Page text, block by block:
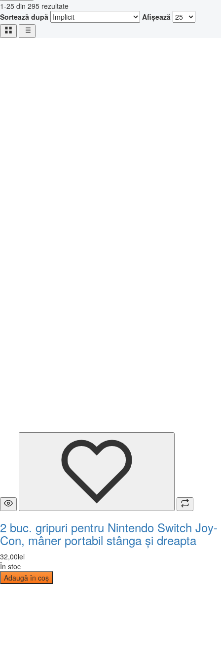
1-25 din 295 rezultate
Sortează după
Afișează
2 buc. gripuri pentru Nintendo Switch Joy-
Con, mâner portabil stânga și dreapta
32,00lei
În stoc
Adaugă în coș